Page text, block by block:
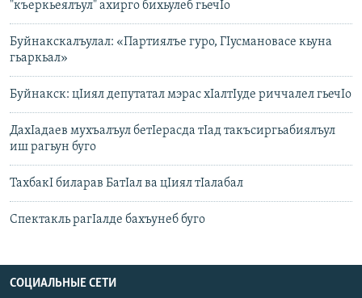
"къеркьеялъул" ахирго бихьулеб гьечIо
Буйнакскалъулал: «Партиялъе гуро, ГIусмановасе кьуна
гьаркьал»
Буйнакск: цIиял депутатал мэрас хIалтIуде риччалел гьечIо
ДахIадаев мухъалъул бетIерасда тIад такъсиргьабиялъул
иш рагьун буго
ТахбакI биларав БатIал ва цIиял тIалабал
Спектакль рагIалде бахъунеб буго
СОЦИАЛЬНЫЕ СЕТИ